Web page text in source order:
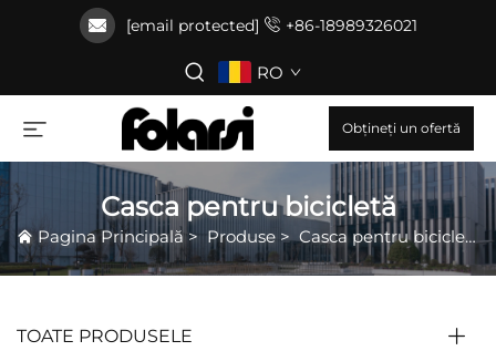
[email protected] +86-18989326021
RO
Obțineți un ofertă
Casca pentru bicicletă
Pagina Principală> Produse >Casca pentru bicicletă
TOATE PRODUSELE